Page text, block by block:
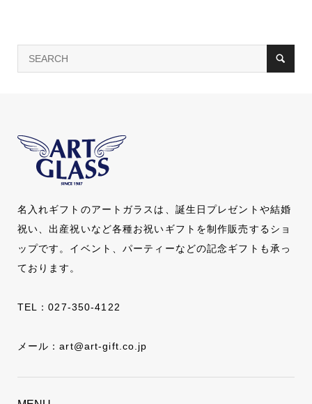
名入れギフトのアートガラスは、誕生日プレゼントや結婚
祝い、出産祝いなど各種お祝いギフトを制作販売するショ
ップです。イベント、パーティーなどの記念ギフトも承っ
ております。
TEL：027-350-4122
メール：art@art-gift.co.jp